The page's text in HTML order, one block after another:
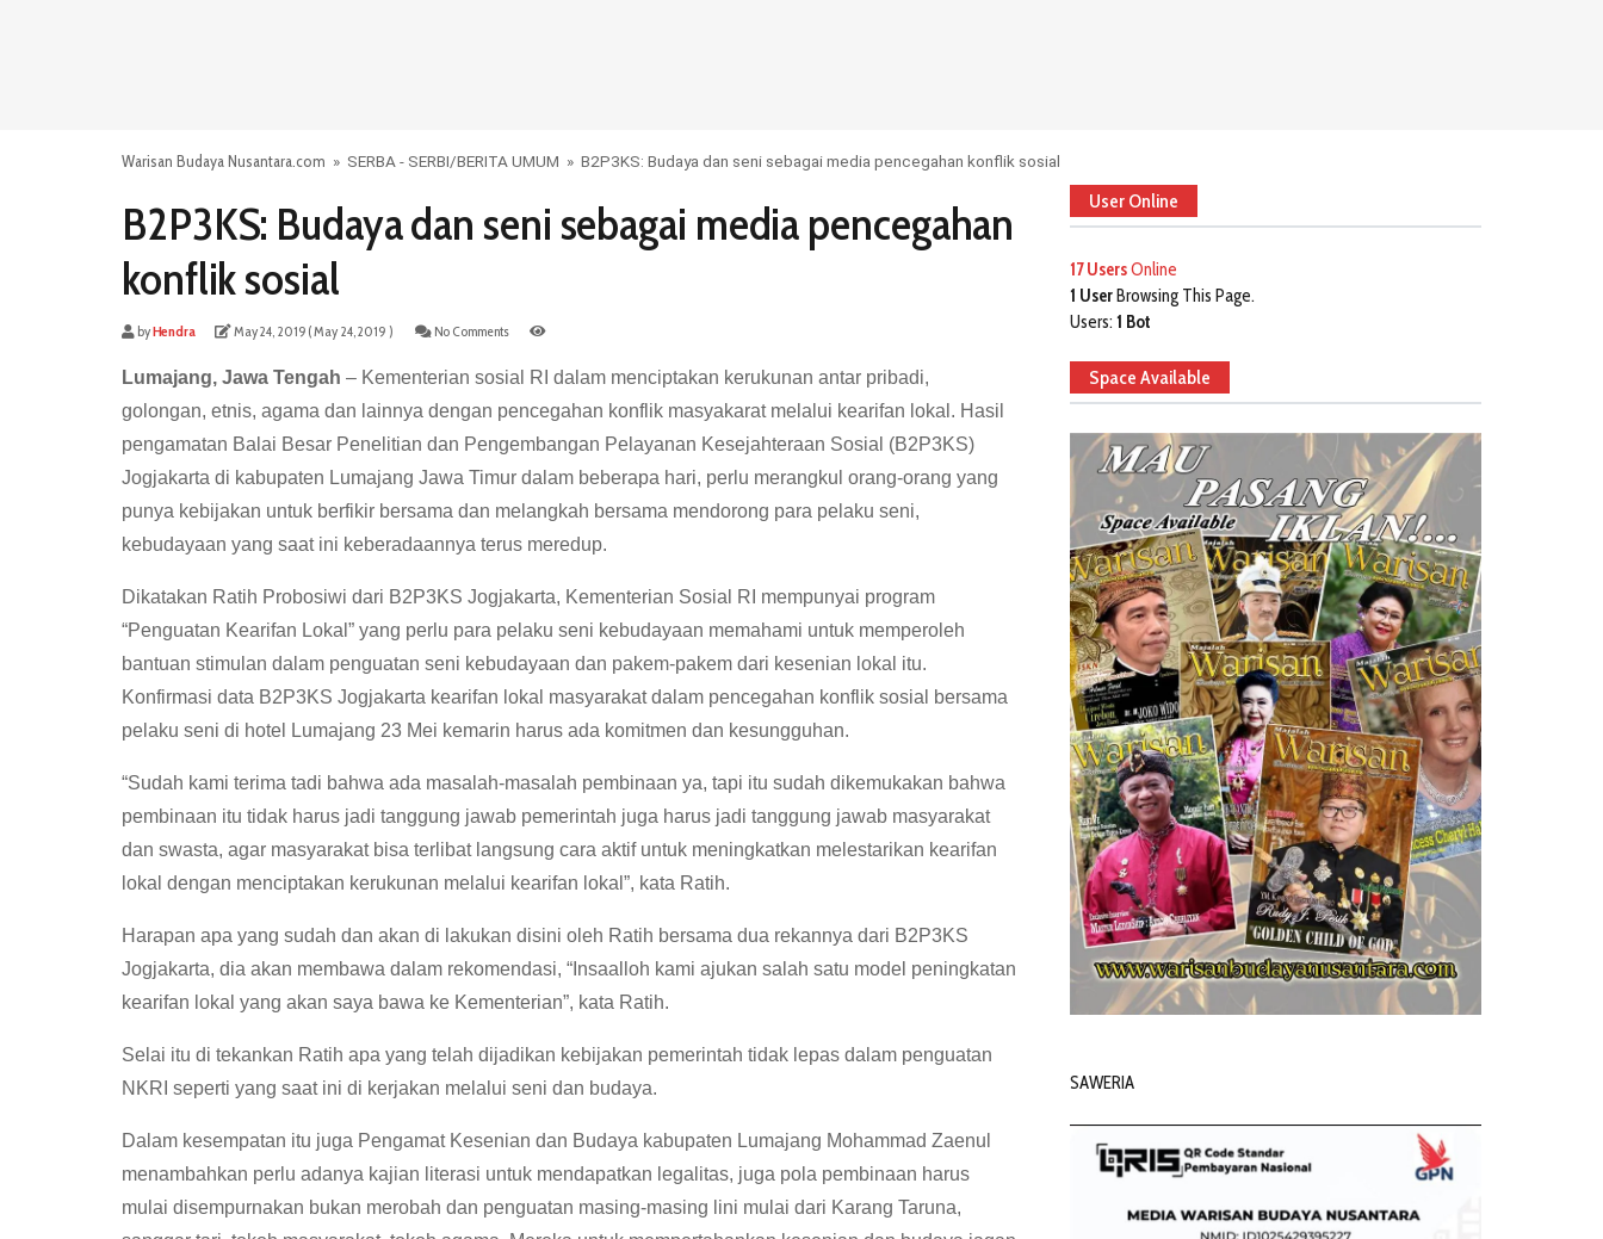
Warisan Budaya Nusantara.com » SERBA - SERBI/BERITA UMUM » B2P3KS: Budaya dan seni sebagai media pencegahan konflik sosial
B2P3KS: Budaya dan seni sebagai media pencegahan
konflik sosial
byHendra May 24, 2019 ( May 24, 2019 ) No Comments
Lumajang, Jawa Tengah – Kementerian sosial RI dalam menciptakan kerukunan antar pribadi,
golongan, etnis, agama dan lainnya dengan pencegahan konflik masyakarat melalui kearifan lokal. Hasil
pengamatan Balai Besar Penelitian dan Pengembangan Pelayanan Kesejahteraan Sosial (B2P3KS)
Jogjakarta di kabupaten Lumajang Jawa Timur dalam beberapa hari, perlu merangkul orang-orang yang
punya kebijakan untuk berfikir bersama dan melangkah bersama mendorong para pelaku seni,
kebudayaan yang saat ini keberadaannya terus meredup.
Dikatakan Ratih Probosiwi dari B2P3KS Jogjakarta, Kementerian Sosial RI mempunyai program
“Penguatan Kearifan Lokal” yang perlu para pelaku seni kebudayaan memahami untuk memperoleh
bantuan stimulan dalam penguatan seni kebudayaan dan pakem-pakem dari kesenian lokal itu.
Konfirmasi data B2P3KS Jogjakarta kearifan lokal masyarakat dalam pencegahan konflik sosial bersama
pelaku seni di hotel Lumajang 23 Mei kemarin harus ada komitmen dan kesungguhan.
“Sudah kami terima tadi bahwa ada masalah-masalah pembinaan ya, tapi itu sudah dikemukakan bahwa
pembinaan itu tidak harus jadi tanggung jawab pemerintah juga harus jadi tanggung jawab masyarakat
dan swasta, agar masyarakat bisa terlibat langsung cara aktif untuk meningkatkan melestarikan kearifan
lokal dengan menciptakan kerukunan melalui kearifan lokal”, kata Ratih.
Harapan apa yang sudah dan akan di lakukan disini oleh Ratih bersama dua rekannya dari B2P3KS
Jogjakarta, dia akan membawa dalam rekomendasi, “Insaalloh kami ajukan salah satu model peningkatan
kearifan lokal yang akan saya bawa ke Kementerian”, kata Ratih.
Selai itu di tekankan Ratih apa yang telah dijadikan kebijakan pemerintah tidak lepas dalam penguatan
NKRI seperti yang saat ini di kerjakan melalui seni dan budaya.
Dalam kesempatan itu juga Pengamat Kesenian dan Budaya kabupaten Lumajang Mohammad Zaenul
menambahkan perlu adanya kajian literasi untuk mendapatkan legalitas, juga pola pembinaan harus
mulai disempurnakan bukan merobah dan penguatan masing-masing lini mulai dari Karang Taruna,
User Online
17 UsersOnline
1 UserBrowsing This Page.
Users: 1 Bot
Space Available
SAWERIA